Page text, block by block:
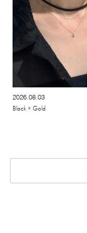
2026.08.03
Black × Gold